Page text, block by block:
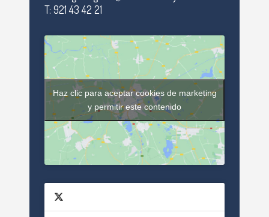
T: 921 43 42 21
Haz clic para aceptar cookies de marketing
y permitir este contenido